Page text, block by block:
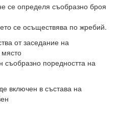
се определя съобразно броя
се осъществява по жребий.
от заседание на
съобразно поредността на
включен в състава на